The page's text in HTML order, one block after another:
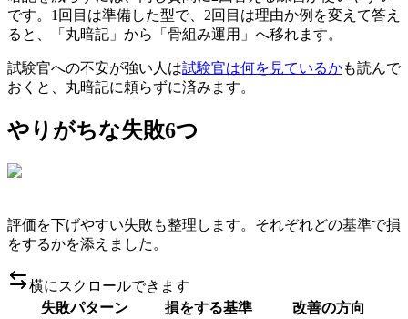
です。1回目は準備した型で、2回目は理由か例を変えて答え
ると、「丸暗記」から「骨組み運用」へ移れます。
試験官への不安が強い人は試験官は何を見ているかも読んで
おくと、丸暗記に頼らずに済みます。
やりがちな失敗6つ
評価を下げやすい失敗も整理します。それぞれどの基準で損
をするかを添えました。
横にスクロールできます
失敗パターン
損をする基準 改善の方向